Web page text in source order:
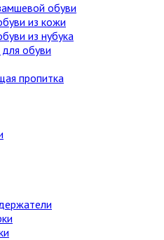
обуви
из кожи
из нубука
обуви
пропитка